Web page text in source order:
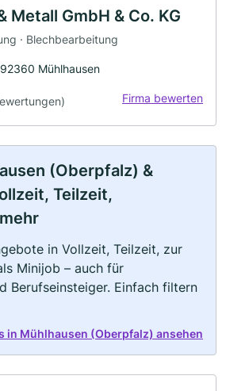
Metall GmbH & Co. KG
· Blechbearbeitung
Mühlhausen
Firma bewerten
(Oberpfalz) &
Teilzeit,
in Vollzeit, Teilzeit, zur
Minijob – auch für
Berufseinsteiger. Einfach filtern
in Mühlhausen (Oberpfalz) ansehen